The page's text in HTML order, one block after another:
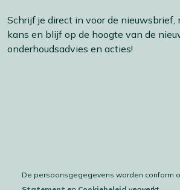
Schrijf je direct in voor de nieuwsbrief,
kans en blijf op de hoogte van de
onderhoudsadvies en acties!
De persoonsgegegevens worden conform